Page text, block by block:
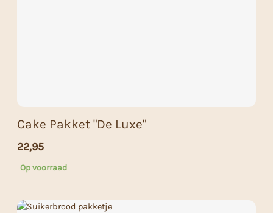
Cake Pakket "De Luxe"
22,95
Op voorraad